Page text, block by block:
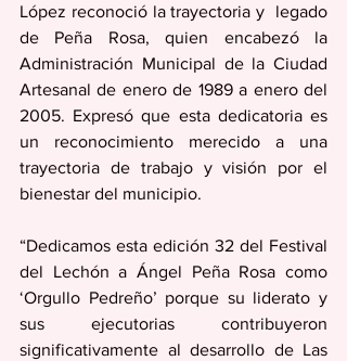
López reconoció la trayectoria y  legado
de Peña Rosa, quien encabezó la
Administración Municipal de la Ciudad
Artesanal de enero de 1989 a enero del
2005. Expresó que esta dedicatoria es
un reconocimiento merecido a una
trayectoria de trabajo y visión por el
bienestar del municipio.
“Dedicamos esta edición 32 del Festival
del Lechón a Ángel Peña Rosa como
‘Orgullo Pedreño’ porque su liderato y
sus ejecutorias contribuyeron
significativamente al desarrollo de Las